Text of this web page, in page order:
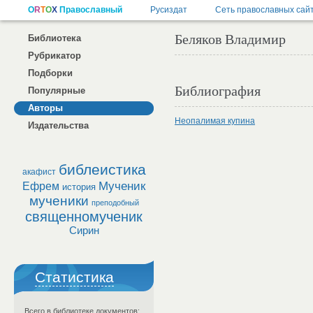
Библиотека
Рубрикатор
Подборки
Популярные
Авторы
Издательства
акафист библеистика
Ефрем история Мученик
мученики преподобный
священномученик
Сирин
Статистика
Всего в библиотеке документов:
Беляков Владимир
Библиография
Неопалимая купина